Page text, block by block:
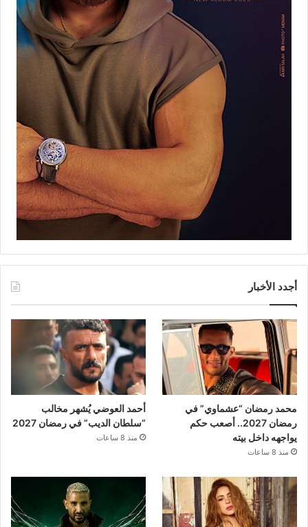
أجدد الأخبار
محمد رمضان “عشماوي” في
رمضان 2027.. أصعب حكم
يواجهه داخل بيته
منذ 8 ساعات
أحمد العوضي يُشهر مخالب
“سلطان الديب” في رمضان 2027
منذ 8 ساعات